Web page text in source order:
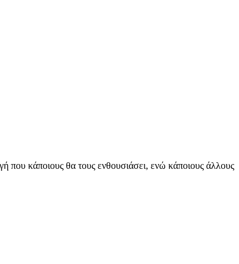
που κάποιους θα τους ενθουσιάσει, ενώ κάποιους άλλους